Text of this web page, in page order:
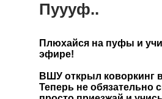
Пуууф..
Плюхайся на пуфы и
эфире!
ВШУ открыл коворкинг
Теперь не обязательно